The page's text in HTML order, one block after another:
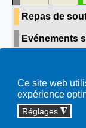
Ce site web
expérience
Réglages ◮
Repas de
Evénements